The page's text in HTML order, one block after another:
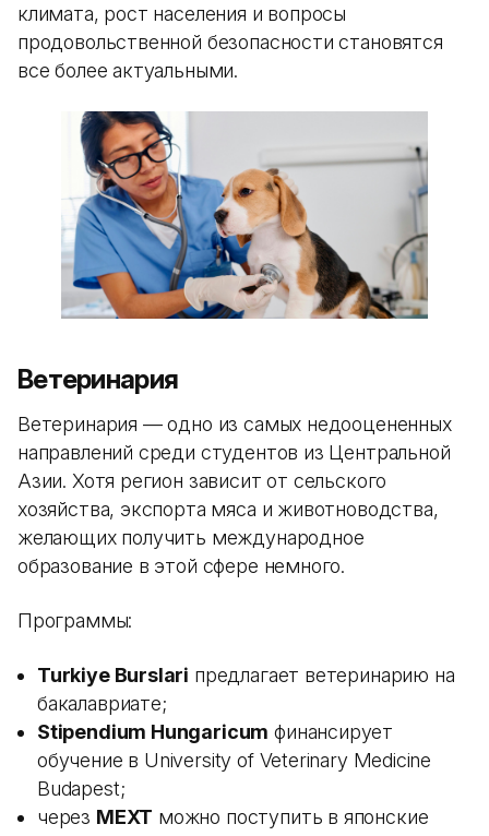
климата, рост населения и вопросы
продовольственной безопасности становятся
все более актуальными.
Ветеринария
Ветеринария — одно из самых недооцененных
направлений среди студентов из Центральной
Азии. Хотя регион зависит от сельского
хозяйства, экспорта мяса и животноводства,
желающих получить международное
образование в этой сфере немного.
Программы:
Turkiye Burslari предлагает ветеринарию на
бакалавриате;
Stipendium Hungaricum финансирует
обучение в University of Veterinary Medicine
Budapest;
через MEXT можно поступить в японские